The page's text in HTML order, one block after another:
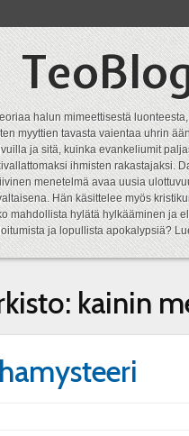
halun mimeettisestä
myyttien tavasta vaientaa uhrin
ja sitä, kuinka evankeliumit
ihmisten rakastajaksi.
menetelmä avaa uusia
Hän käsittelee myös
mahdollista hylätä hylkääminen ja
ja lopullista apokalypsiä?
kainin